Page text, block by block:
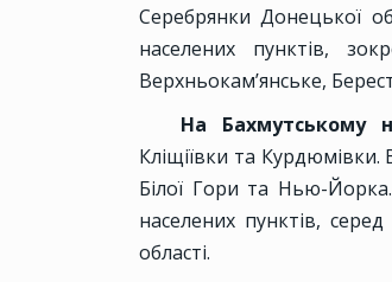
Серебрянки Донецької
населених пунктів,
Верхньокам’янське,
На Бахмутському
Кліщіївки та Курдюмівки.
Білої Гори та Нью-
населених пунктів,
області.